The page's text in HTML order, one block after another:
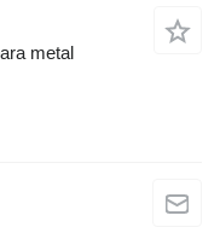
metal